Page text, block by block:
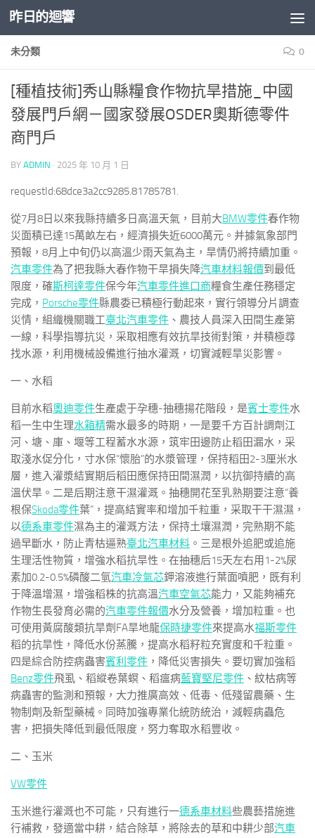
Skip to content
昨日的迴響
未分類 0
[種植技術]秀山縣糧食作物抗旱措施_中國
發展門戶網－國家發展OSDER奧斯德零件
商門戶
BY ADMIN · 2025 年 10 月 1 日
requestId:68dce3a2cc9285.81785781.
從7月8日以來我縣持續多日高溫天氣，目前大BMW零件春作物
災面積已達15萬畝左右，經濟損失近6000萬元。并據氣象部門
預報，8月上中旬仍以高溫少雨天氣為主，旱情仍將持續加重。
汽車零件為了把我縣大春作物干旱損失降汽車材料報價到最低
限度，確斯柯達零件保今年汽車零件進口商糧食生產任務穩定
完成， Porsche零件縣農委已積極行動起來，實行領導分片調查
災情，組織機關職工臺北汽車零件 、農技人員深入田間生產第
一線，科學指導抗災，采取相應有效抗旱技術對策，并積極尋
找水源，利用機械設備進行抽水灌溉，切實減輕旱災影響。
一、水稻
目前水稻奧迪零件生產處于孕穗-抽穗揚花階段，是賓士零件水
稻一生中生理水箱精需水最多的時期，一是要千方百計調劑江
河、塘、庫、堰等工程蓄水水源，筑牢田邊防止稻田漏水，采
取淺水促分化，寸水保“懷胎”的水漿管理，保持稻田2-3厘米水
層，進入灌漿結實期后稻田應保持田間濕潤，以抗御持續的高
溫伏旱。二是后期注意干濕灌溉。抽穗開花至乳熟期要注意“養
根保Skoda零件葉”，提高結實率和增加千粒重，采取干干濕濕，
以德系車零件濕為主的灌溉方法，保持土壤濕潤，完熟期不能
過早斷水，防止青枯逼熟臺北汽車材料 。三是根外追肥或追施
生理活性物質，增強水稻抗旱性。在抽穗后15天左右用1-2%尿
素加0.2-0.5%磷酸二氫汽車冷氣芯鉀溶液進行葉面噴肥，既有利
于降溫增濕，增強稻株的抗高溫汽車空氣芯能力，又能夠補充
作物生長發育必需的汽車零件報價水分及營養，增加粒重。也
可使用黃腐酸類抗旱劑FA旱地龍保時捷零件來提高水福斯零件
稻的抗旱性，降低水份蒸騰，提高水稻籽粒充實度和千粒重。
四是綜合防控病蟲害賓利零件 ，降低災害損失。要切實加強稻
Benz零件飛虱、稻縱卷葉螟、稻瘟病藍寶堅尼零件 、紋枯病等
病蟲害的監測和預報，大力推廣高效、低毒、低殘留農藥、生
物制劑及新型藥械。同時加強專業化統防統治，減輕病蟲危
害，把損失降低到最低限度，努力奪取水稻豐收。
二、玉米
VW零件
玉米進行灌溉也不可能，只有進行一德系車材料些農藝措施進
行補救，發適當中耕，結合除草，將除去的草和中耕少部汽車